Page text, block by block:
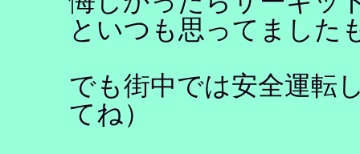
といつも思ってました
でも街中では安全運転
てね）